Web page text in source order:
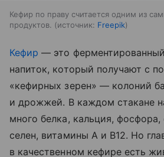
Кефир по праву считается одним из
продуктов.
источник: Freepik
Кефир — это
напиток, который получают с
«кефирных зерен» — колоний
и дрожжей. В каждом стакане
много белка, кальция, фосфора,
селен, витамины A и B12. Но
в качественном кефире есть